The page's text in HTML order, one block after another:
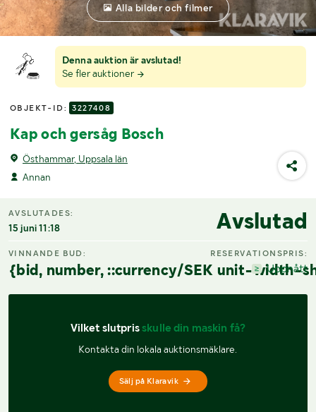
Denna auktion är avslutad!
Se fler auktioner
OBJEKT-ID: 3227408
Kap och gersåg Bosch
Östhammar, Uppsala län
Annan
Alla bilder och filmer
AVSLUTADES:
15 juni 11:18 Avslutad
VINNANDE BUD:
{bid, number, ::currency/SEK unit-width-
RESERVATIONSPRIS:
Uppnått
Vilket slutpris skulle din maskin få?
Kontakta din lokala auktionsmäklare.
Sälj på Klaravik